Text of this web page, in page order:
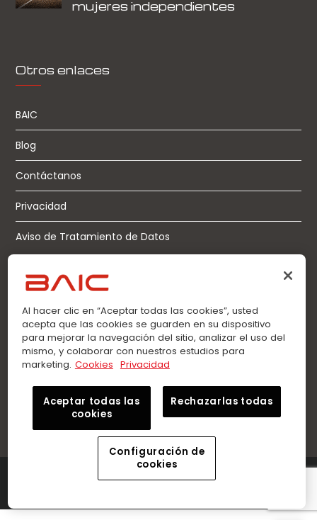
mujeres independientes
Otros enlaces
BAIC
Blog
Contáctanos
Privacidad
Aviso de Tratamiento de Datos
Contáctanos
Llamadas:
0963360021
WhatsApp:
0963360021
Al hacer clic en “Aceptar todas las cookies”, usted
acepta que las cookies se guarden en su dispositivo
para mejorar la navegación del sitio, analizar el uso del
mismo, y colaborar con nuestros estudios para
marketing. Cookies Privacidad
Aceptar todas las
cookies
Rechazarlas todas
Configuración de
cookies